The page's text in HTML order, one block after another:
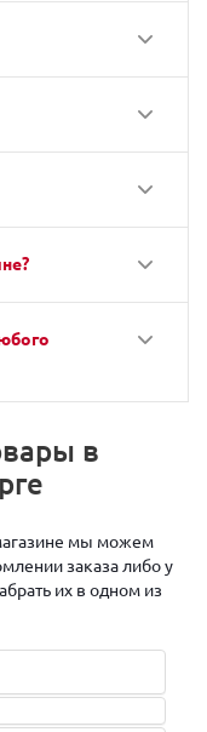
в
мы можем
заказа либо у
их в одном из